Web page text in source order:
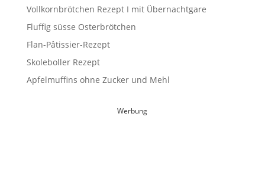
Vollkornbrötchen Rezept I mit Übernachtgare
Fluffig süsse Osterbrötchen
Flan-Pâtissier-Rezept
Skoleboller Rezept
Apfelmuffins ohne Zucker und Mehl
Werbung